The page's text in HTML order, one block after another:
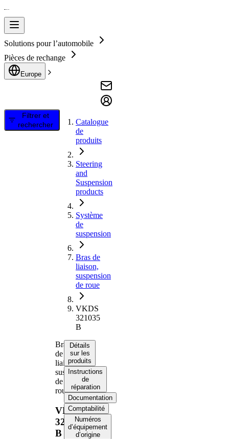
Solutions pour l’automobile
Pièces de rechange
Europe
Filtrer et
rechercher
Catalogue
de
produits
Steering
and
Suspension
products
Système
de
suspension
Bras de
liaison,
suspension
de roue
VKDS
321035
B
Bras
de
liaison,
suspension
de
roue
VKDS
321035
B
Détails
sur les
produits
Instructions
de
réparation
Documentation
Comptabilité
Numéros
d’équipement
d’origine